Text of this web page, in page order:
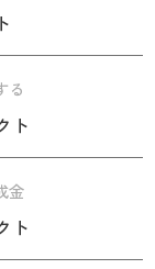
る
ト
金
ト